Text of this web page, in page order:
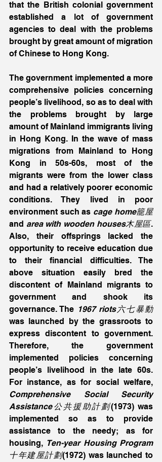
that the British colonial government
established a lot of government
agencies to deal with the problems
brought by great amount of migration
of Chinese to Hong Kong.
The government implemented a more
comprehensive policies concerning
people’s livelihood, so as to deal with
the problems brought by large
amount of Mainland immigrants living
in Hong Kong. In the wave of mass
migrations from Mainland to Hong
Kong in 50s-60s, most of the
migrants were from the lower class
and had a relatively poorer economic
conditions. They lived in poor
environment such as cage home籠屋
and area with wooden houses木屋區.
Also, their offsprings lacked the
opportunity to receive education due
to their financial difficulties. The
above situation easily bred the
discontent of Mainland migrants to
government and shook its
governance. The 1967 riots六七暴動
was launched by the grassroots to
express discontent to government.
Therefore, the government
implemented policies concerning
people’s livelihood in the late 60s.
Comprehensive Social Security
Assistance公共援助計劃(1973) was
implemented so as to provide
assistance to the needy; as for
housing, Ten-year Housing Program
十年建屋計劃(1972) was launched to